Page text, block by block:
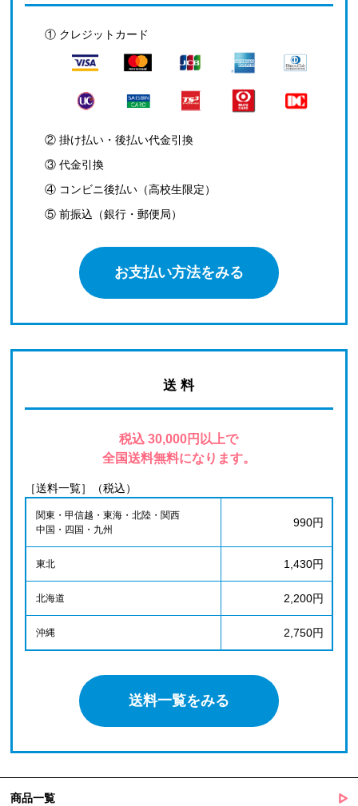
① クレジットカード
② 掛け払い・後払い代金引換
③ 代金引換
④ コンビニ後払い（高校生限定）
⑤ 前振込（銀行・郵便局）
お支払い方法をみる
送 料
税込 30,000円以上で
全国送料無料になります。
［送料一覧］（税込）
関東・甲信越・東海・北陸・関西
中国・四国・九州
990円
東北 1,430円
北海道 2,200円
沖縄 2,750円
送料一覧をみる
商品一覧